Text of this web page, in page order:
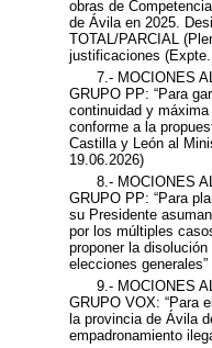
obras de
de Ávila en 2025.
TOTAL/PARCIAL
justificaciones
7.- MOCIONES
GRUPO PP: “Para
continuidad y
conforme a la
Castilla y León al
19.06.2026)
8.- MOCIONES
GRUPO PP: “Para
su Presidente
por los múltiples
proponer la
elecciones
9.- MOCIONES
GRUPO VOX: “Para
la provincia de Ávila
empadronamiento